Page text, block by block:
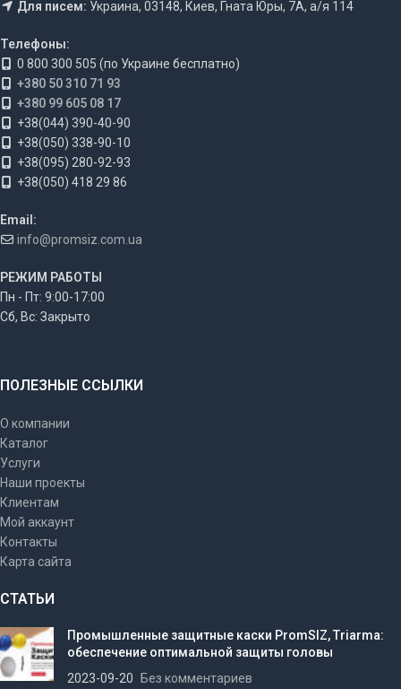
Для писем: Украина, 03148, Киев, Гната Юры, 7А, а/я 114
Телефоны:
0 800 300 505 (по Украине бесплатно)
+380 50 310 71 93
+380 99 605 08 17
+38(044) 390-40-90
+38(050) 338-90-10
+38(095) 280-92-93
+38(050) 418 29 86
Email:
info@promsiz.com.ua
РЕЖИМ РАБОТЫ
Пн - Пт: 9:00-17:00
Сб, Вс: Закрыто
ПОЛЕЗНЫЕ ССЫЛКИ
О компании
Каталог
Услуги
Наши проекты
Клиентам
Мой аккаунт
Контакты
Карта сайта
СТАТЬИ
Промышленные защитные каски PromSIZ, Triarma:
обеспечение оптимальной защиты головы
2023-09-20
Без комментариев